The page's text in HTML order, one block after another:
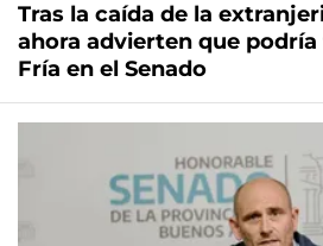
Tras la caída de la
ahora advierten que podría
Fría en el Senado